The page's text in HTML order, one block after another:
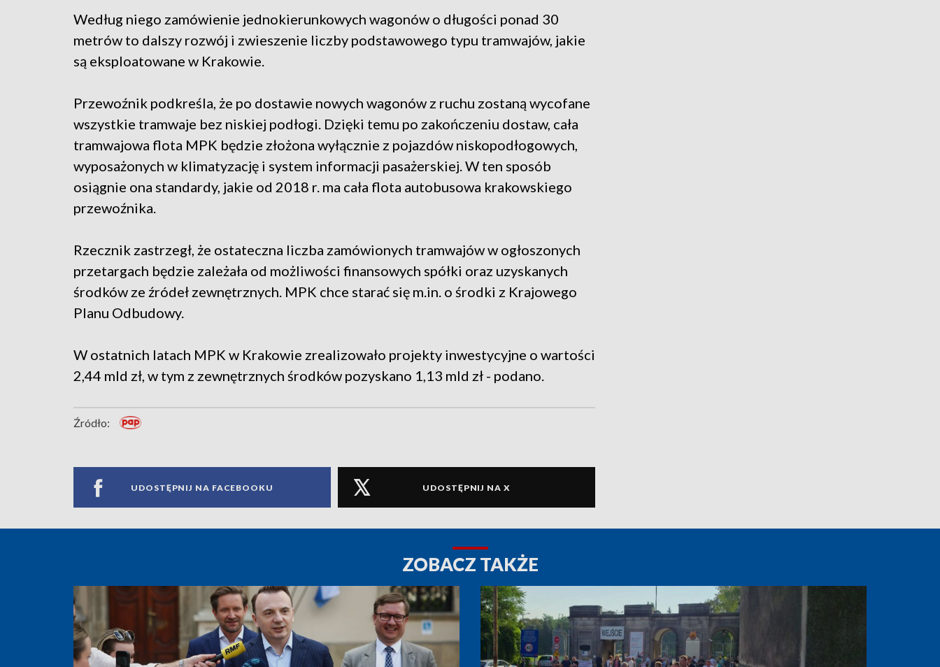
Według niego zamówienie jednokierunkowych wagonów o długości ponad 30
metrów to dalszy rozwój i zwieszenie liczby podstawowego typu tramwajów, jakie
są eksploatowane w Krakowie.
Przewoźnik podkreśla, że po dostawie nowych wagonów z ruchu zostaną wycofane
wszystkie tramwaje bez niskiej podłogi. Dzięki temu po zakończeniu dostaw, cała
tramwajowa flota MPK będzie złożona wyłącznie z pojazdów niskopodłogowych,
wyposażonych w klimatyzację i system informacji pasażerskiej. W ten sposób
osiągnie ona standardy, jakie od 2018 r. ma cała flota autobusowa krakowskiego
przewoźnika.
Rzecznik zastrzegł, że ostateczna liczba zamówionych tramwajów w ogłoszonych
przetargach będzie zależała od możliwości finansowych spółki oraz uzyskanych
środków ze źródeł zewnętrznych. MPK chce starać się m.in. o środki z Krajowego
Planu Odbudowy.
W ostatnich latach MPK w Krakowie zrealizowało projekty inwestycyjne o wartości
2,44 mld zł, w tym z zewnętrznych środków pozyskano 1,13 mld zł - podano.
Źródło:
UDOSTĘPNIJ NA FACEBOOKU UDOSTĘPNIJ NA X
ZOBACZ TAKŻE